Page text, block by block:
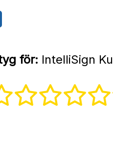
för: IntelliSign